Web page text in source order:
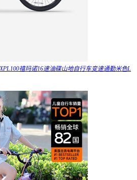
禧玛诺16速油碟山地自行车变速通勤米色L